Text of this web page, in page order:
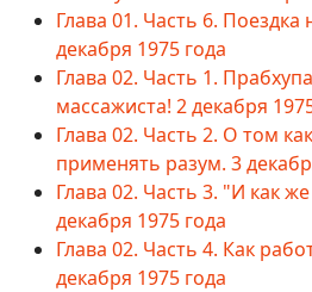
Глава 01. Часть 6. Поездка
декабря 1975 года
Глава 02. Часть 1.
массажиста! 2 декабря
Глава 02. Часть 2. О том
применять разум. 3
Глава 02. Часть 3. "И как
декабря 1975 года
Глава 02. Часть 4. Как
декабря 1975 года